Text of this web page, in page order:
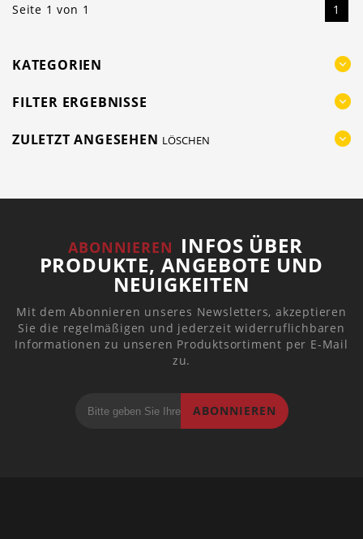
Seite 1 von 1 1
KATEGORIEN
FILTER ERGEBNISSE
ZULETZT ANGESEHEN LÖSCHEN
ABONNIEREN INFOS ÜBER
PRODUKTE, ANGEBOTE UND
NEUIGKEITEN
Mit dem Abonnieren unseres Newsletters, akzeptieren
Sie die regelmäßigen und jederzeit widerruflichbaren
Informationen zu unseren Produktsortiment per E-Mail
zu.
ABONNIEREN